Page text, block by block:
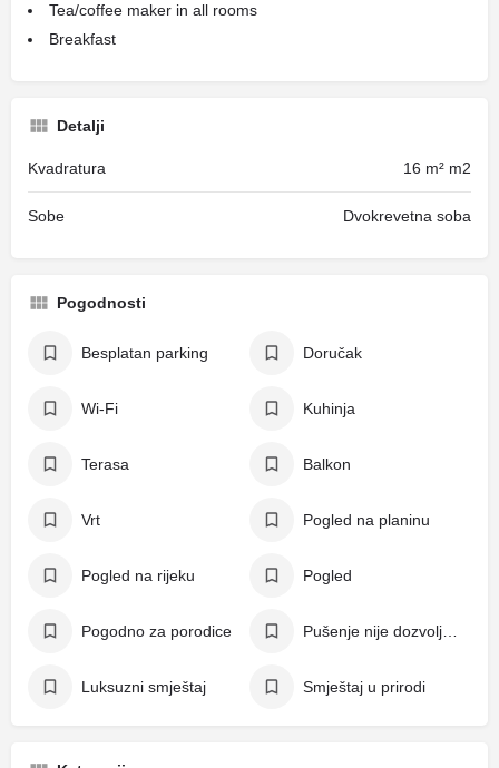
Tea/coffee maker in all rooms
Breakfast
Detalji
Kvadratura 16 m² m2
Sobe Dvokrevetna soba
Pogodnosti
Besplatan parking Doručak
Wi-Fi Kuhinja
Terasa Balkon
Vrt Pogled na planinu
Pogled na rijeku Pogled
Pogodno za porodice
Luksuzni smještaj Smještaj u prirodi